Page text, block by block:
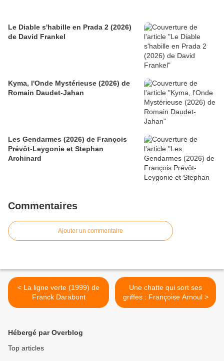
Le Diable s'habille en Prada 2 (2026)
de David Frankel
Kyma, l'Onde Mystérieuse (2026) de
Romain Daudet-Jahan
Les Gendarmes (2026) de François
Prévôt-Leygonie et Stephan
Archinard
Commentaires
Ajouter un commentaire
< La ligne verte (1999) de
Franck Darabont
Une chatte qui sort ses
griffes : Françoise Arnoul >
Hébergé par Overblog
Top articles